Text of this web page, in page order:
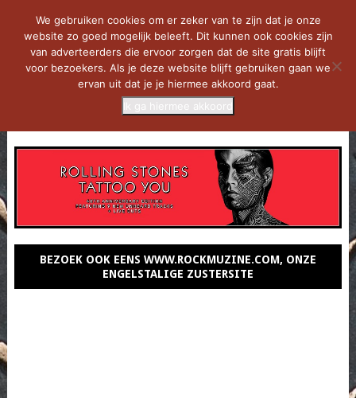
BEZOEK OOK EENS WWW.ROCKMUZINE.COM, ONZE
ENGELSTALIGE ZUSTERSITE
We gebruiken cookies om er zeker van te zijn dat je onze
website zo goed mogelijk beleeft. Dit kunnen ook cookies zijn
van adverteerders die ervoor zorgen dat de site gratis blijft
voor bezoekers. Als je deze website blijft gebruiken gaan we
ervan uit dat je je hiermee akkoord gaat.
Ik ga hiermee akkoord